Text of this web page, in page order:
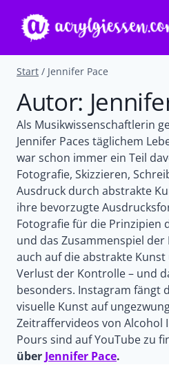
Inhalt
springen
Start / Jennifer Pace
Autor:
Als Musikwissenschaftlerin
Jennifer Paces täglichem
war schon immer ein Teil
Fotografie, Skizzieren,
Ausdruck durch abstrakte
ihre bevorzugte
Fotografie für die Prinzipien
und das Zusammenspiel der
auch auf die abstrakte
Verlust der Kontrolle – und
besonders. Instagram fängt
visuelle Kunst auf
Zeitraffervideos von Alcohol
Pours sind auf YouTube zu
über Jennifer Pace.